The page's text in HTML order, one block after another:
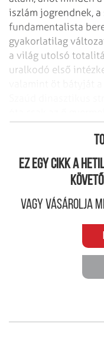
iszlám jogrendnek, a
fundamentalista
gyakorlatilag
a világ utolsó
uralkodó első
volt, így hosszú
Ez egy cikk a
Vagy vásárolja